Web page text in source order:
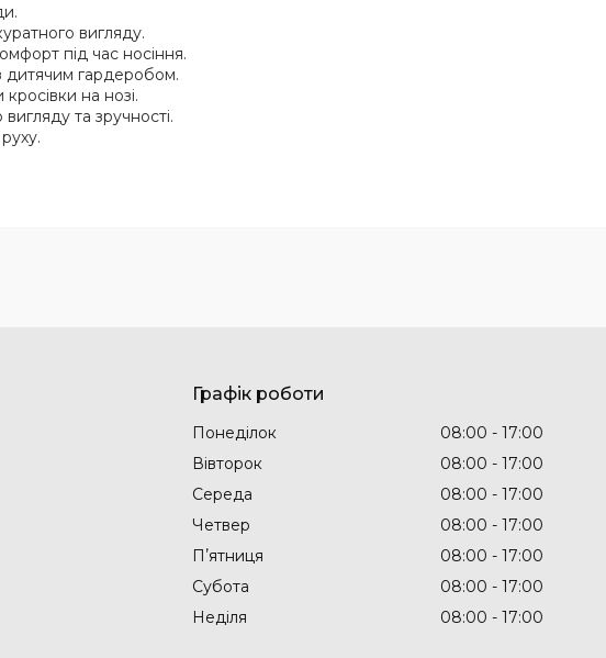
вигляду.
під час носіння.
дитячим гардеробом.
на нозі.
та зручності.
Графік роботи
Понеділок 08:00
17:00
Вівторок
08:00
17:00
Середа
08:00
17:00
Четвер
08:00
17:00
Пʼятниця
08:00
17:00
Субота
08:00
17:00
Неділя
08:00 17:00